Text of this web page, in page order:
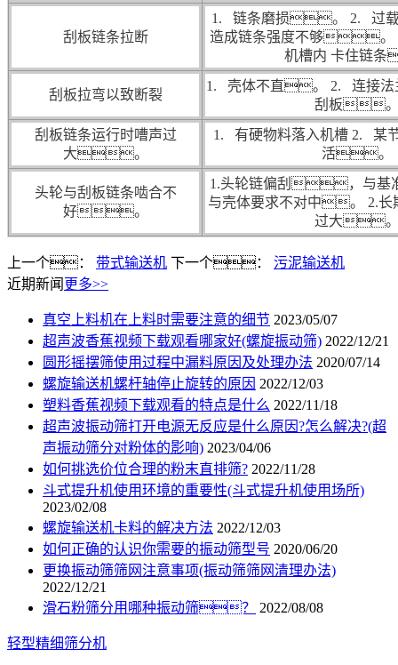
刮板链条拉断
1. 链条磨损。 2. 过
造成链条强度不够。
机槽内 卡住链
刮板拉弯以致断裂
1. 壳体不直。 2. 连接法
刮板
刮板链条运行时嘈声过
大。
1. 有硬物料落入机槽 2. 某
活。
头轮与刮板链条啮合不
好。
1.头轮链偏刮，与
与壳体要求不对中。 2.长
过大
上一个： 带式输送机 下一个： 污泥输送机
近期新闻 更多>>
真空上料机在上料时需要注意的细节 2023/05/07
超声波香蕉视频下载观看哪家好(螺旋振动筛) 2022/12/21
圆形摇摆筛使用过程中漏料原因及处理办法 2020/07/14
螺旋输送机螺杆轴停止旋转的原因 2022/12/03
塑料香蕉视频下载观看的特点是什么 2022/11/18
超声波振动筛打开电源无反应是什么原因?怎么解决?(超
声振动筛分对粉体的影响) 2023/04/06
如何挑选价位合理的粉末直排筛? 2022/11/28
斗式提升机使用环境的重要性(斗式提升机使用场所)
2023/02/08
螺旋输送机卡料的解决方法 2022/12/03
如何正确的认识你需要的振动筛型号 2020/06/20
更换振动筛筛网注意事项(振动筛筛网清理办法)
2022/12/21
滑石粉筛分用哪种振动筛？
2022/08/08
轻型精细筛分机